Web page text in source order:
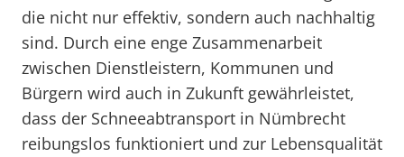
die nicht nur effektiv, sondern auch nachhaltig
sind. Durch eine enge Zusammenarbeit
zwischen Dienstleistern, Kommunen und
Bürgern wird auch in Zukunft gewährleistet,
dass der Schneeabtransport in Nümbrecht
reibungslos funktioniert und zur Lebensqualität